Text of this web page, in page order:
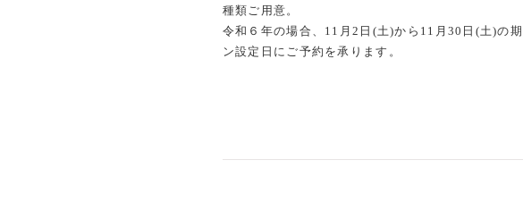
種類ご用意。
令和６年の場合、11月2日(土)から11月30日(土)の
ン設定日にご予約を承ります。